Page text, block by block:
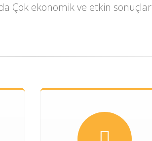
Çok ekonomik ve etkin sonuçlar